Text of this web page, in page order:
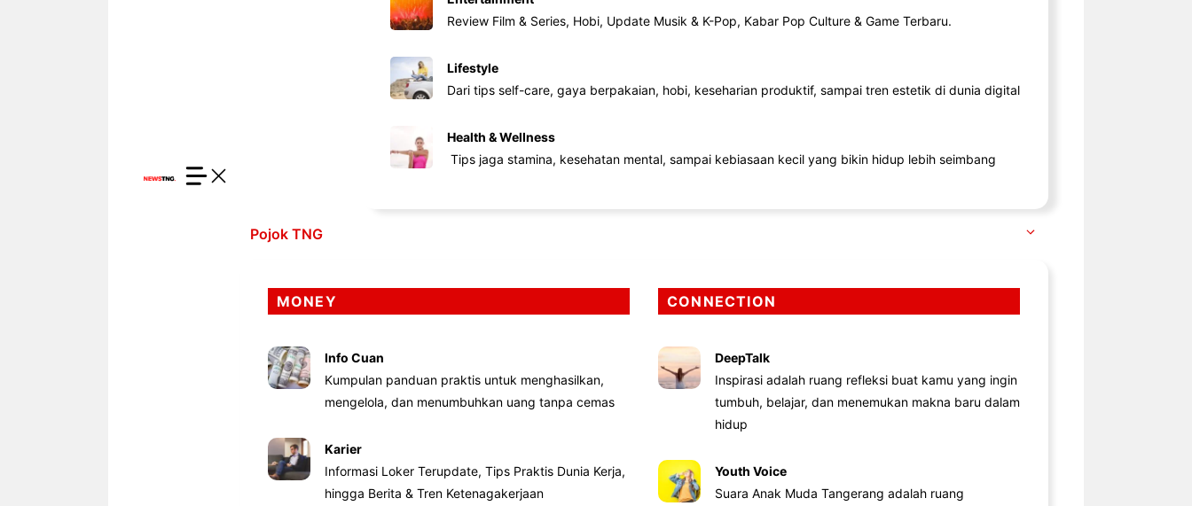
Review Film & Series, Hobi, Update Musik & K-Pop, Kabar Pop Culture & Game Terbaru.
Lifestyle
Dari tips self-care, gaya berpakaian, hobi, keseharian produktif, sampai tren estetik di dunia digital
Health & Wellness
Tips jaga stamina, kesehatan mental, sampai kebiasaan kecil yang bikin hidup lebih seimbang
Pojok TNG
MONEY
Info Cuan
Kumpulan panduan praktis untuk menghasilkan,
mengelola, dan menumbuhkan uang tanpa cemas
Karier
Informasi Loker Terupdate, Tips Praktis Dunia Kerja,
hingga Berita & Tren Ketenagakerjaan
CONNECTION
DeepTalk
Inspirasi adalah ruang refleksi buat kamu yang ingin
tumbuh, belajar, dan menemukan makna baru dalam
hidup
Youth Voice
Suara Anak Muda Tangerang adalah ruang